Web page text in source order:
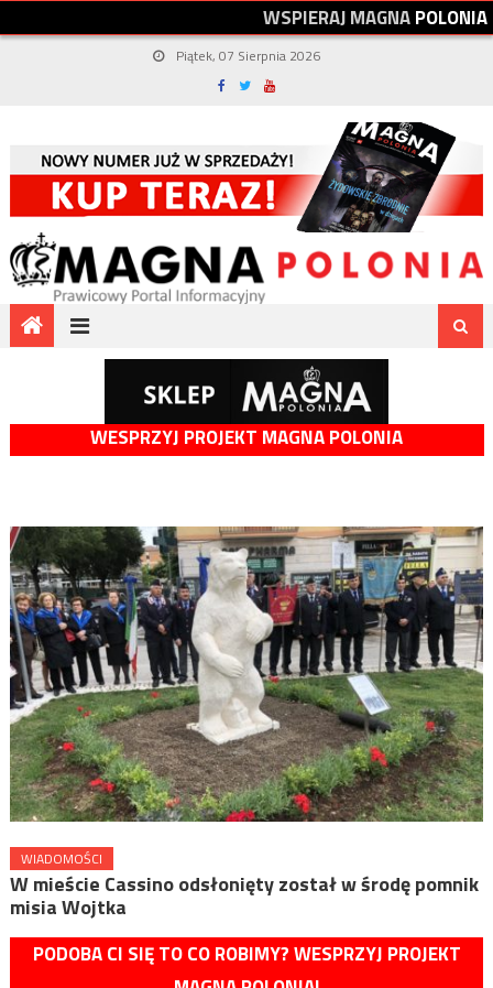
WSPIERAJMAGNAPOLONIA
Piątek, 07 Sierpnia 2026
WESPRZYJ PROJEKT MAGNA POLONIA
WIADOMOŚCI
W mieście Cassino odsłonięty został w środę pomnik
misia Wojtka
PODOBA CI SIĘ TO CO ROBIMY? WESPRZYJ PROJEKT